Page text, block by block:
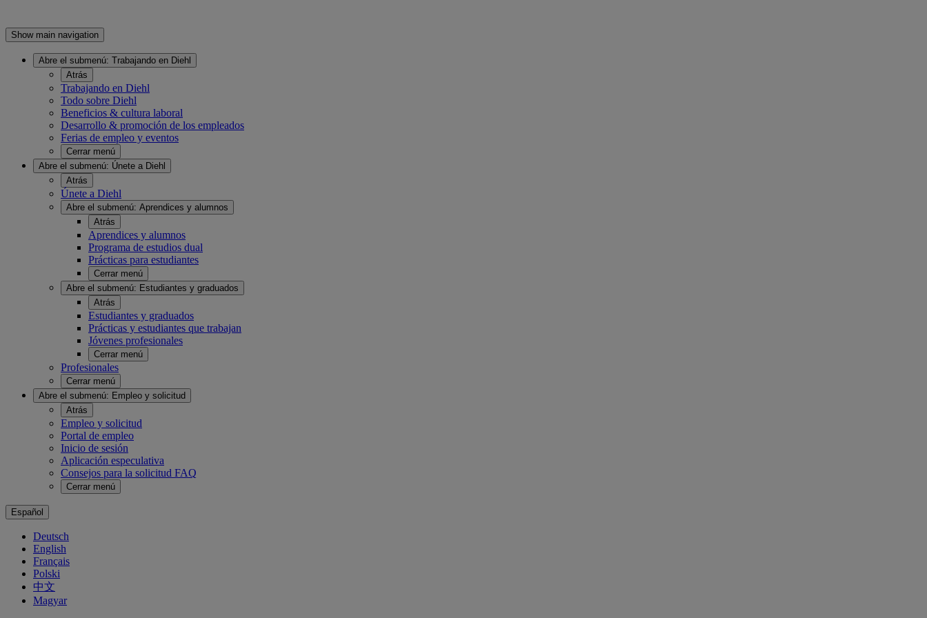
Show main navigation
Abre el submenú: Trabajando en Diehl
Atrás
Trabajando en Diehl
Todo sobre Diehl
Beneficios & cultura laboral
Desarrollo & promoción de los empleados
Ferias de empleo y eventos
Cerrar menú
Abre el submenú: Únete a Diehl
Atrás
Únete a Diehl
Abre el submenú: Aprendices y alumnos
Atrás
Aprendices y alumnos
Programa de estudios dual
Prácticas para estudiantes
Cerrar menú
Abre el submenú: Estudiantes y graduados
Atrás
Estudiantes y graduados
Prácticas y estudiantes que trabajan
Jóvenes profesionales
Cerrar menú
Profesionales
Cerrar menú
Abre el submenú: Empleo y solicitud
Atrás
Empleo y solicitud
Portal de empleo
Inicio de sesión
Aplicación especulativa
Consejos para la solicitud FAQ
Cerrar menú
Español
Deutsch
English
Français
Polski
中文
Magyar